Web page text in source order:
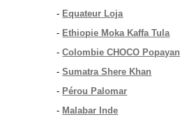
- Equateur Loja
- Ethiopie Moka Kaffa Tula
-Colombie CHOCO Popayan
-Sumatra Shere Khan
- Pérou Palomar
- Malabar Inde